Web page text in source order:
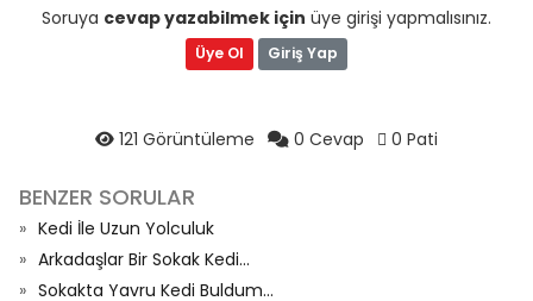
Soruya cevap yazabilmek için üye girişi yapmalısınız.
Üye Ol Giriş Yap
121 Görüntüleme 0 Cevap 0 Pati
BENZER SORULAR
Kedi İle Uzun Yolculuk
Arkadaşlar Bir Sokak Kedi...
Sokakta Yavru Kedi Buldum...